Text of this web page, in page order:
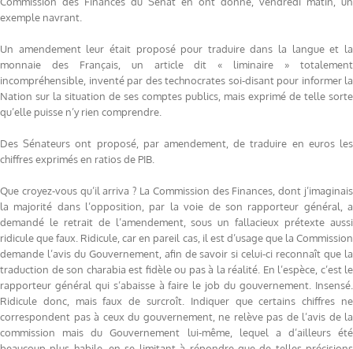
exemple navrant.
Un amendement leur était proposé pour traduire dans la langue et la
monnaie des Français, un article dit « liminaire » totalement
incompréhensible, inventé par des technocrates soi-disant pour informer la
Nation sur la situation de ses comptes publics, mais exprimé de telle sorte
qu’elle puisse n’y rien comprendre.
Des Sénateurs ont proposé, par amendement, de traduire en euros les
chiffres exprimés en ratios de PIB.
Que croyez-vous qu’il arriva ? La Commission des Finances, dont j’imaginais
la majorité dans l’opposition, par la voie de son rapporteur général, a
demandé le retrait de l’amendement, sous un fallacieux prétexte aussi
ridicule que faux. Ridicule, car en pareil cas, il est d’usage que la Commission
demande l’avis du Gouvernement, afin de savoir si celui-ci reconnaît que la
traduction de son charabia est fidèle ou pas à la réalité. En l’espèce, c’est le
rapporteur général qui s’abaisse à faire le job du gouvernement. Insensé.
Ridicule donc, mais faux de surcroît. Indiquer que certains chiffres ne
correspondent pas à ceux du gouvernement, ne relève pas de l’avis de la
commission mais du Gouvernement lui-même, lequel a d’ailleurs été